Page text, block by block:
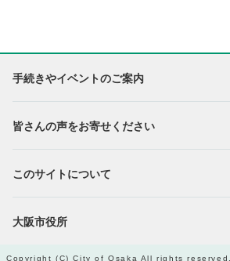
手続きやイベントのご案内
皆さんの声をお寄せください
このサイトについて
大阪市役所
Copyright (C) City of Osaka All rights reserved.